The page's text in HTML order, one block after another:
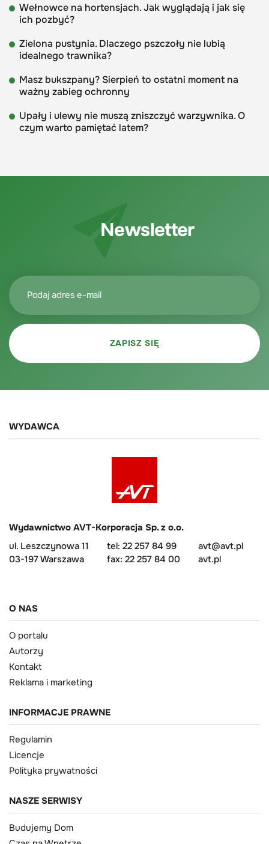
Wełnowce na hortensjach. Jak wyglądają i jak się
ich pozbyć?
Zielona pustynia. Dlaczego pszczoły nie lubią
idealnego trawnika?
Masz bukszpany? Sierpień to ostatni moment na
ważny zabieg ochronny
Upały i ulewy nie muszą zniszczyć warzywnika. O
czym warto pamiętać latem?
Newsletter
WYDAWCA
Wydawnictwo AVT-Korporacja Sp. z o.o.
ul. Leszczynowa 11
03-197 Warszawa
tel: 22 257 84 99
fax: 22 257 84 00
avt@avt.pl
avt.pl
O NAS
O portalu
Autorzy
Kontakt
Reklama i marketing
INFORMACJE PRAWNE
Regulamin
Licencje
Polityka prywatności
NASZE SERWISY
Budujemy Dom